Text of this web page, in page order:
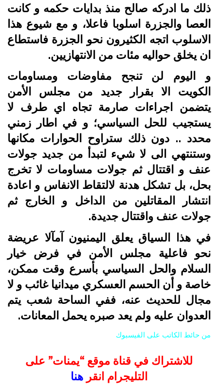
ذلك ما ادركه صالح منذ بدايات حكمه و كانت
العصا والجزرة اسلوبا فاعلا، و مع شيوع هذا
الاسلوب اتجه الكثيرون نحو الجزرة فاستطاع
ان يخلق حواليه مئات من الانتهازيين.
و اليوم لن تنجح مفاوضات ومساومات
الكويت الا بقرار جديد من مجلس الأمن
يتضمن اجراءات صارمة تجاه اي طرف لا
يستجيب للحل السياسي؛ و في اطار زمني
محدد .. دون ذلك ستراوح الحوارات مكانها
وستنتهي الى لا شيء لتبدأ من جديد جولات
عنف و اقتتال ثم جولات مساومات لا تخرج
بحل، بل تشكل هدنة لالتقاط الانفاس و اعادة
انتشار المقاتلين من الداخل و الخارج ثم
جولات عنف واقتتال جديدة.
في هذا السياق يعلق اليمنيون آمآلا عريضة
نحو فاعلية مجلس الأمن في فرض خيار
السلام والحل السياسي بأسرع وقت ممكن،
خاصة و أن الحسم العسكري ميدانيا غائب و لا
مجال للحديث عنه، ففي الساحة شعب يتم
العدوان عليه ولم يعد صبره يحمل المعانات.
من حائط الكاتب على الفيسبوك
للاشتراك في قناة موقع “يمنات” على
التليجرام انقر هنا